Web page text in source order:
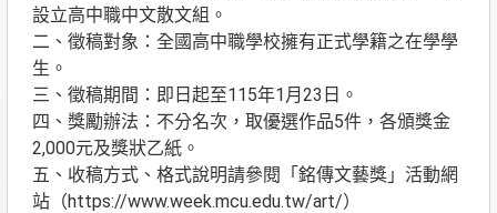
設立高中職中文散文組。
二、徵稿對象：全國高中職學校擁有正式學籍之在學學
生。
三、徵稿期間：即日起至115年1月23日。
四、獎勵辦法：不分名次，取優選作品5件，各頒獎金
2,000元及獎狀乙紙。
五、收稿方式、格式說明請參閱「銘傳文藝獎」活動網
站（https://www.week.mcu.edu.tw/art/）